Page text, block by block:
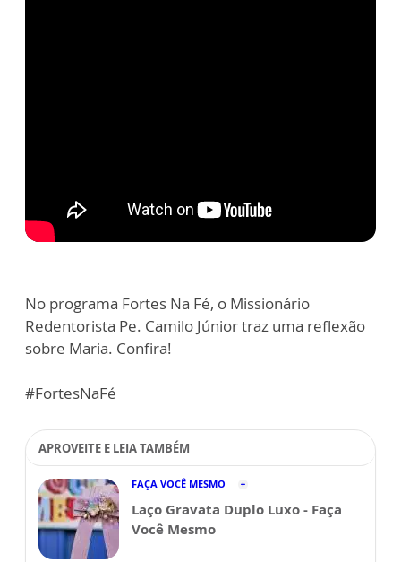
No programa Fortes Na Fé, o Missionário
Redentorista Pe. Camilo Júnior traz uma reflexão
sobre Maria. Confira!
#FortesNaFé
APROVEITE E LEIA TAMBÉM
FAÇA VOCÊ MESMO
Laço Gravata Duplo Luxo - Faça
Você Mesmo